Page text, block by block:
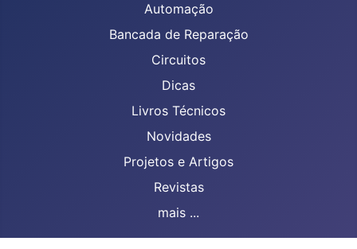
Automação
Bancada de Reparação
Circuitos
Dicas
Livros Técnicos
Novidades
Projetos e Artigos
Revistas
mais ...